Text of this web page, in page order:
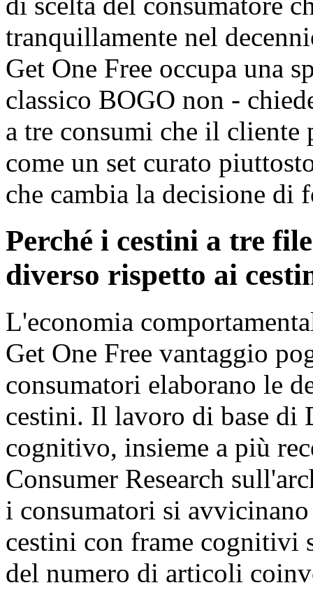
tranquillamente nel
Get One Free occupa una
classico BOGO non -
a tre consumi che il cliente
come un set curato
che cambia la decisione di
Perché i cestini a tre
diverso rispetto ai
L'economia
Get One Free vantaggio
consumatori elaborano le
cestini. Il lavoro di base di
cognitivo, insieme a più
Consumer Research
i consumatori si
cestini con frame cognitivi
del numero di articoli